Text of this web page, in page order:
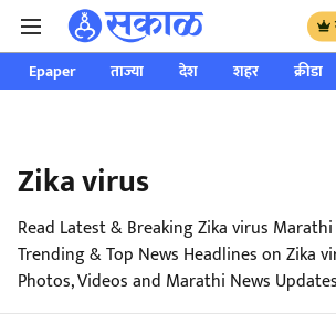
Epaper ताज्या देश शहर क्रीडा
Zika virus
Read Latest & Breaking Zika virus
Trending & Top News Headlines on Zika
Photos, Videos and Marathi News